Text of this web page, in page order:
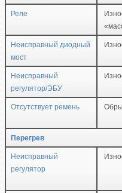
Реле
Неисправный диодный
мост
Неисправный
регулятор/ЭБУ
Отсутствует ремень
Перегрев
Неисправный
регулятор